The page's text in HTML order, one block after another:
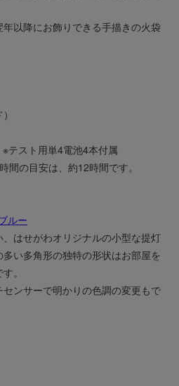
以降にお飾りできる手描きの火袋
テスト用単4電池4本付属
間の目安は、約12時間です。
ルー
はせがわオリジナルの小型な提灯
い多角形の独特の形状はお部屋を
。
ンサーで明かりの色調の変更もで